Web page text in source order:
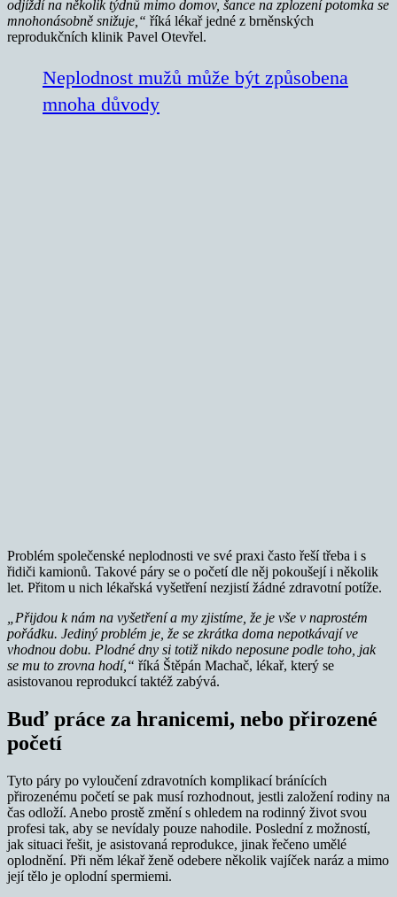
odjíždí na několik týdnů mimo domov, šance na zplození potomka se
mnohonásobně snižuje,“ říká lékař jedné z brněnských
reprodukčních klinik Pavel Otevřel.
Neplodnost mužů může být způsobena
mnoha důvody
Problém společenské neplodnosti ve své praxi často řeší třeba i s
řidiči kamionů. Takové páry se o početí dle něj pokoušejí i několik
let. Přitom u nich lékařská vyšetření nezjistí žádné zdravotní potíže.
„Přijdou k nám na vyšetření a my zjistíme, že je vše v naprostém
pořádku. Jediný problém je, že se zkrátka doma nepotkávají ve
vhodnou dobu. Plodné dny si totiž nikdo neposune podle toho, jak
se mu to zrovna hodí,“ říká Štěpán Machač, lékař, který se
asistovanou reprodukcí taktéž zabývá.
Buď práce za hranicemi, nebo přirozené
početí
Tyto páry po vyloučení zdravotních komplikací bránících
přirozenému početí se pak musí rozhodnout, jestli založení rodiny na
čas odloží. Anebo prostě změní s ohledem na rodinný život svou
profesi tak, aby se nevídaly pouze nahodile. Poslední z možností,
jak situaci řešit, je asistovaná reprodukce, jinak řečeno umělé
oplodnění. Při něm lékař ženě odebere několik vajíček naráz a mimo
její tělo je oplodní spermiemi.